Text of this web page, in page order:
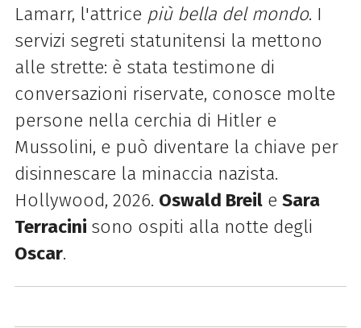
Lamarr, l'attrice più bella del mondo. I
servizi segreti statunitensi la mettono
alle strette: è stata testimone di
conversazioni riservate, conosce molte
persone nella cerchia di Hitler e
Mussolini, e può diventare la chiave per
disinnescare la minaccia nazista.
Hollywood, 2026. Oswald Breile Sara
Terracini sono ospiti alla notte degli
Oscar.